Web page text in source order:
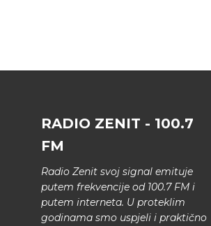
RADIO ZENIT - 100.7
FM
Radio Zenit svoj signal emituje
putem frekvencije od 100.7 FM i
putem interneta. U proteklim
godinama smo uspjeli i praktično